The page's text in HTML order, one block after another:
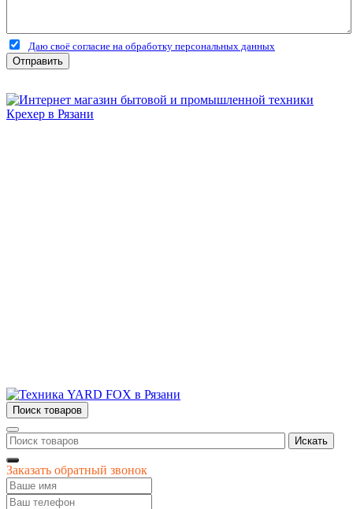
Даю своё согласие на обработку персональных данных
Отправить
Поиск товаров
Искать
Заказать обратный звонок